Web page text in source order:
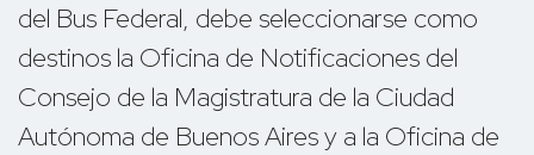
del Bus Federal, debe seleccionarse como
destinos la Oficina de Notificaciones del
Consejo de la Magistratura de la Ciudad
Autónoma de Buenos Aires y a la Oficina de